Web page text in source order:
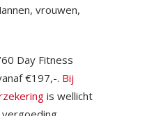
vrouwen,
Day Fitness
€197,-. Bij
is wellicht